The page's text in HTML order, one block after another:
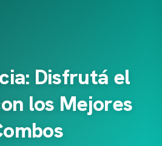
Disfrutá el
los Mejores